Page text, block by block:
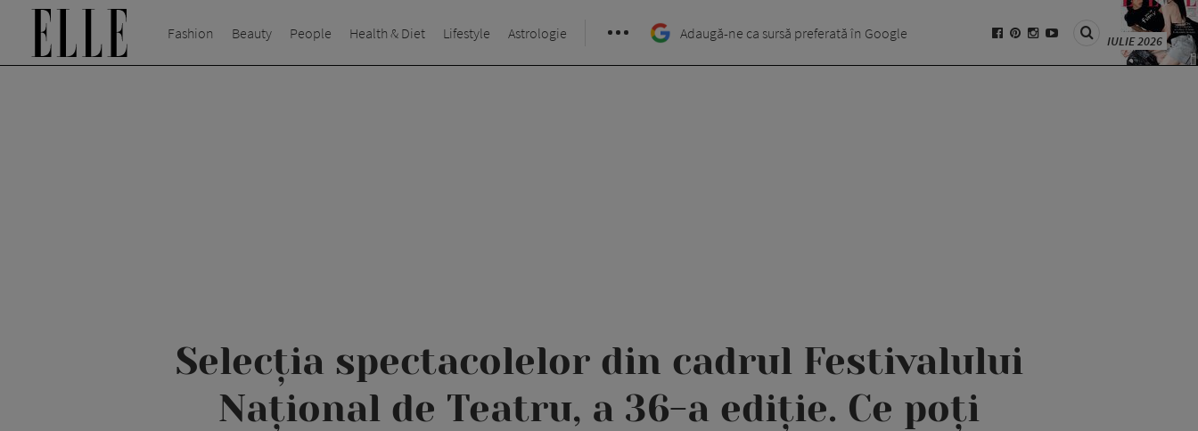
Fashion Beauty People Health & Diet Lifestyle Astrologie Adaugă-ne ca sursă preferată în Google IULIE 2026
Selecția spectacolelor din cadrul Festivalului
Național de Teatru, a 36-a ediție. Ce poți